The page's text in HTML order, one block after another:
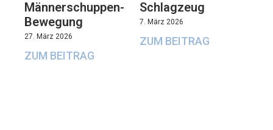
Männerschuppen-
Bewegung
27. März 2026
ZUM BEITRAG
Schlagzeug
7. März 2026
ZUM BEITRAG